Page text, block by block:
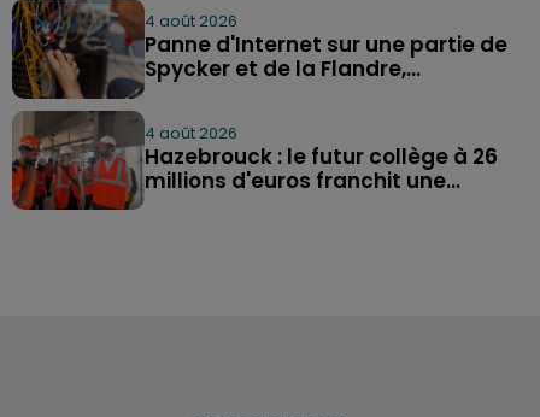
4 août 2026
Panne d'Internet sur une partie de
Spycker et de la Flandre,...
4 août 2026
Hazebrouck : le futur collège à 26
millions d'euros franchit une...